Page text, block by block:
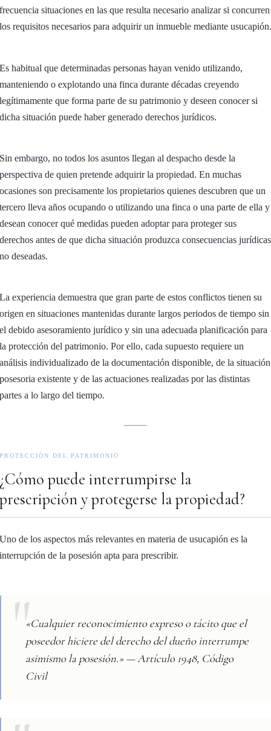
situaciones en las que resulta necesario analizar si concurren
requisitos necesarios para adquirir un inmueble mediante usucapión.
habitual que determinadas personas hayan venido utilizando,
o explotando una finca durante décadas creyendo
que forma parte de su patrimonio y deseen conocer si
situación puede haber generado derechos jurídicos.
embargo, no todos los asuntos llegan al despacho desde la
de quien pretende adquirir la propiedad. En muchas
son precisamente los propietarios quienes descubren que un
lleva años ocupando o utilizando una finca o una parte de ella y
conocer qué medidas pueden adoptar para proteger sus
antes de que dicha situación produzca consecuencias jurídicas
deseadas.
experiencia demuestra que gran parte de estos conflictos tienen su
en situaciones mantenidas durante largos periodos de tiempo sin
debido asesoramiento jurídico y sin una adecuada planificación para
protección del patrimonio. Por ello, cada supuesto requiere un
individualizado de la documentación disponible, de la situación
existente y de las actuaciones realizadas por las distintas
a lo largo del tiempo.
DEL PATRIMONIO
puede interrumpirse la
y protegerse la propiedad?
de los aspectos más relevantes en materia de usucapión es la
de la posesión apta para prescribir.
«Cualquier reconocimiento expreso o tácito que el
poseedor hiciere del derecho del dueño interrumpe
asimismo la posesión.» — Artículo 1948, Código
Civil